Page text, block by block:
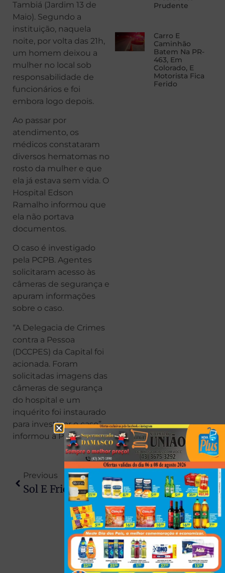
Tambiá (Jardim 13 de
Maio). Segundo a
instituição, naquela
noite, por volta das 21h,
um homem deixou a
mulher no local sob
responsabilidade de
funcionários e foi
embora logo depois.
Ao passar por
atendimento, os
médicos constataram
diversos hematomas no
rosto da mulher e que
ela já estava sem vida. O
Hospital Edson
Ramalho informou que
ela não portava
documentos.
O caso é investigado
pela PCPB. Agentes
solicitaram acesso às
câmeras de segurança e
apuram informações
sobre o caso.
“A Delegacia de Crimes
contra a Pessoa
(DCCPES) da Capital foi
acionada. Foram
solicitadas imagens das
câmeras de segurança
do hospital e um
inquérito foi instaurado
para investigar o caso”,
informou a PCPB.
Prudente
Carro E
Caminhão
Batem Na PR-
463, Em
Colorado, E
Motorista Fica
Ferido
Previous
Sol E Frio Marcam O Fim De Semana No Paraná; Chuva Volta Na Segunda
Next
Vereador, Esposa E Filho Morrem Em Grave Acidente Na GO-206